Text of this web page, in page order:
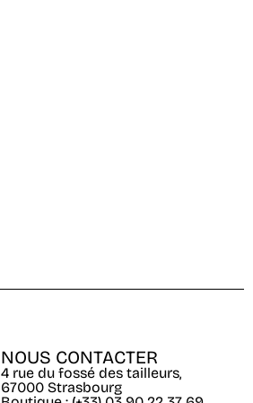
NOUS CONTACTER
4 rue du fossé des tailleurs,
67000 Strasbourg